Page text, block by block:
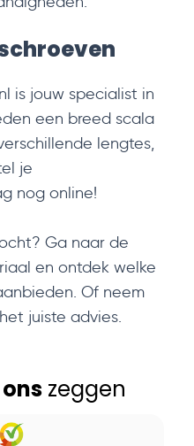
is jouw specialist in
een breed scala
lengtes,
je
nog online!
Ga naar de
en ontdek welke
Of neem
juiste advies.
zeggen